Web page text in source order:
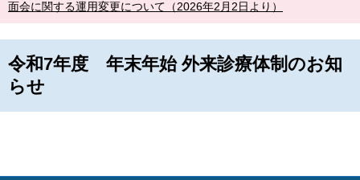
面会に関する運用変更について（2026年2月2日より）
令和7年度 年末年始 外来診療体制のお知
らせ